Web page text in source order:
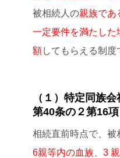
被相続人の親族であ
一定要件を満たした
額してもらえる制度
（１）特定同族
第40条の２第16項
相続直前時点で、被
6親等内の血族、3 親